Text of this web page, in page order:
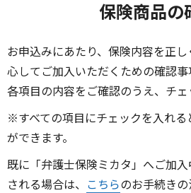
保険商品の
お申込みにあたり、保険内容を正
心してご加入いただくための確認事
各項目の内容をご確認のうえ、チェ
※すべての項目にチェックを入れる
ができます。
既に「弁護士保険ミカタ」へご加
される場合は、 こちらのお手続き